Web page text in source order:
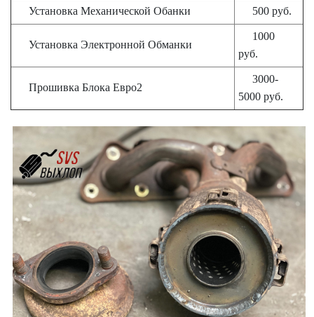
Установка Механической Обанки 500 руб.
Установка Электронной Обманки
1000
руб.
Прошивка Блока Евро2
3000-
5000 руб.